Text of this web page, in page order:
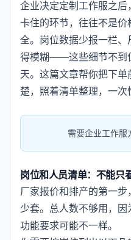
企业决定定制工作服之
卡住的环节，往往不是
全。岗位数据少报一栏
得模糊——这些细节不到
天。这篇文章帮你把下
楚，照着清单整理，一次
需要企业工作服
岗位和人员清单：不能只
厂家报价和排产的第一
少套。总人数不够用，
功能要求可能不一样。